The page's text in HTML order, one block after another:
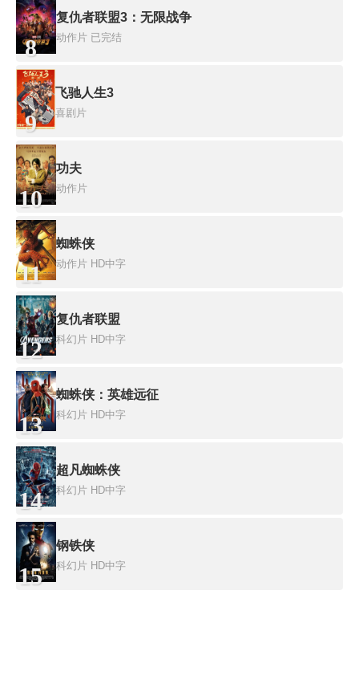
8
复仇者联盟3：无限战争
动作片 已完结
9
飞驰人生3
喜剧片
10
功夫
动作片
11
蜘蛛侠
动作片 HD中字
12
复仇者联盟
科幻片 HD中字
13
蜘蛛侠：英雄远征
科幻片 HD中字
14
超凡蜘蛛侠
科幻片 HD中字
15
钢铁侠
科幻片 HD中字